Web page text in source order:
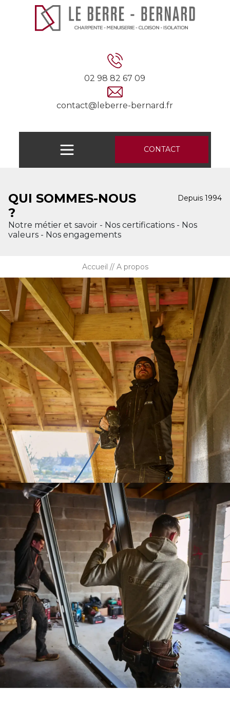
02 98 82 67 09
contact@leberre-bernard.fr
CONTACT
QUI SOMMES-NOUS
?
Depuis 1994
Notre métier et savoir - Nos certifications - Nos
valeurs - Nos engagements
Accueil A propos